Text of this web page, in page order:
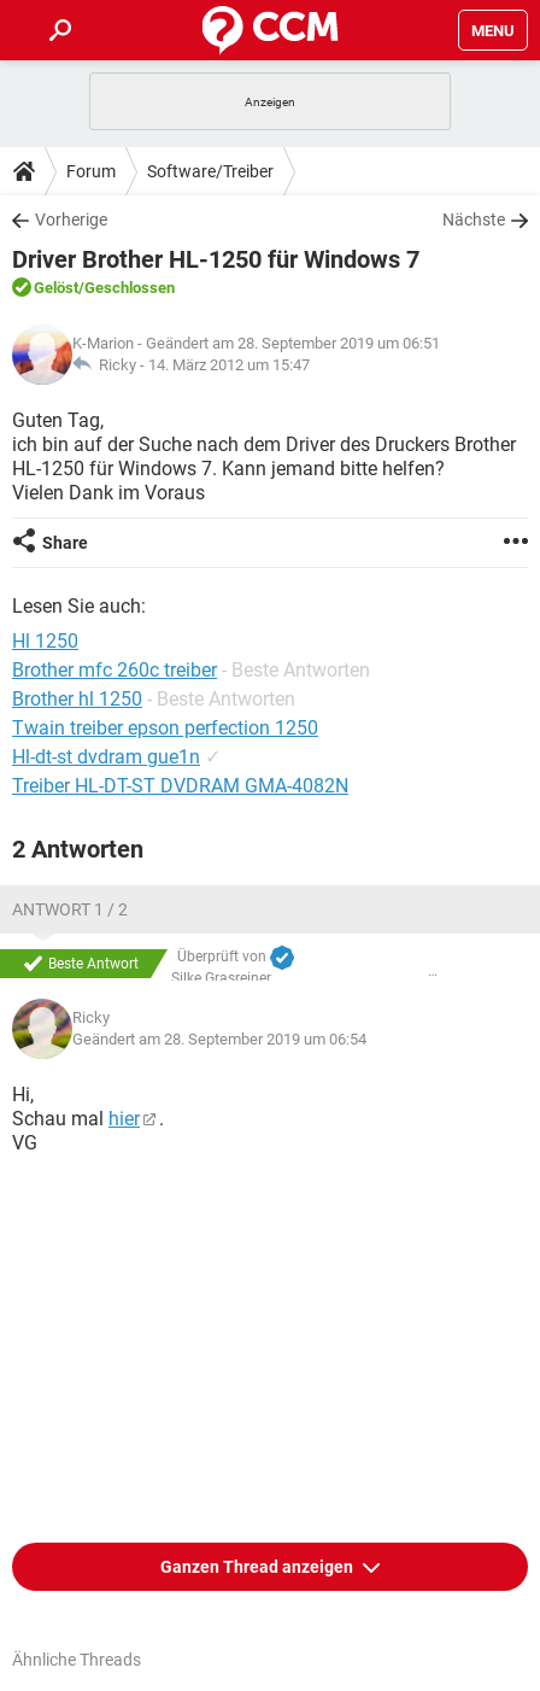
MENU
ANDROID IOS
WINDOWS 10
WHATSAPP TIKTOK
FACEBOOK
TIPPS & TRICKS
SPIELE
WINDOWS 10
FACEBOOK HARDWARE
DOWNLOADS
SPIELE STREAMING
ANDROID
WINDOWS 10 INSTAGRAM
WHATSAPP
FACEBOOK
FORUM
ANDROID IOS
WHATSAPP TIKTOK
FACEBOOK
LEXIKON
SPIELE
ANDROID
WINDOWS 10 INSTAGRAM
FACEBOOK
Forum Software/Treiber
Vorherige Nächste
Driver Brother HL-1250 für Windows 7
Gelöst/Geschlossen
K-Marion - Geändert am 28. September 2019 um 06:51
Ricky - 14. März 2012 um 15:47
Guten Tag,
ich bin auf der Suche nach dem Driver des Druckers Brother
HL-1250 für Windows 7. Kann jemand bitte helfen?
Vielen Dank im Voraus
Share
Lesen Sie auch:
Hl 1250
Brother mfc 260c treiber - Beste Antworten
Brother hl 1250 - Beste Antworten
Twain treiber epson perfection 1250
Hl-dt-st dvdram gue1n ✓
Treiber HL-DT-ST DVDRAM GMA-4082N
2 Antworten
ANTWORT 1 / 2
Beste Antwort
Überprüft von
Silke Grasreiner
Ricky
Geändert am 28. September 2019 um 06:54
Hi,
Schau mal hier
.
VG
Ganzen Thread anzeigen
Ähnliche Threads